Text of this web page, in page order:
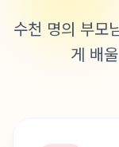
수천 명의 부모
게 배